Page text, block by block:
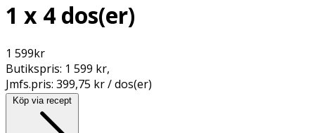
1 x 4 dos(er)
1 599kr
Butikspris: 1 599 kr,
Jmfs.pris: 399,75 kr / dos(er)
Köp via recept